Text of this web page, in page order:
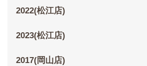
2022(松江店)
2023(松江店)
2017(岡山店)